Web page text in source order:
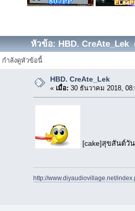
หัวข้อ: HBD. CreAte_Lek
ำลังดูหัวข้อนี้
HBD. CreAte_Lek
« เมื่อ: 30 ธันวาคม 2018,
[cake]สุขสันต์วั
http://www.diyaudiovillage.net/